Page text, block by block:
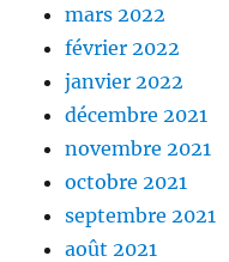
mars 2022
février 2022
janvier 2022
décembre 2021
novembre 2021
octobre 2021
septembre 2021
août 2021